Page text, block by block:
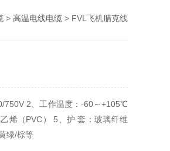
> 高温电线电缆 > FVL飞机腊克线
750V 2、工作温度：-60～+105℃
烯（PVC） 5、护 套：玻璃纤维
绿/棕等